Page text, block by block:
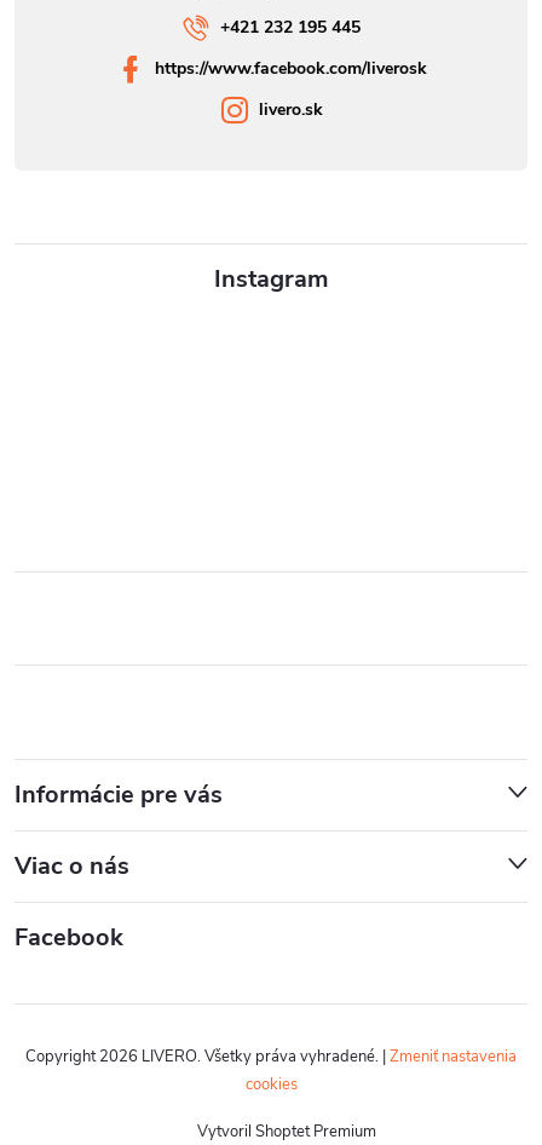
Instagram
Informácie pre vás
Viac o nás
Facebook
+421 232 195 445
https://www.facebook.com/liverosk
livero.sk
Vytvoril Shoptet Premium
Copyright 2026 LIVERO. Všetky práva vyhradené. |Zmeniť nastavenia
cookies